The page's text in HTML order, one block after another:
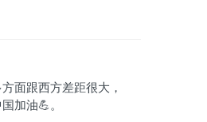
面跟西方差距很大，
加油💪。